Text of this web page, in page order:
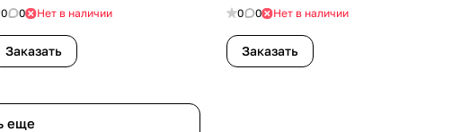
0 0 Нет в наличии
Заказать
0 0 Нет в наличии
Заказать
еще